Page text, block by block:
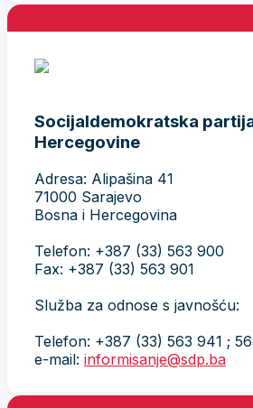
Socijaldemokratska
Hercegovine
Adresa: Alipašina 41
71000 Sarajevo
Bosna i Hercegovina
Telefon: +387 (33) 563 900
Fax: +387 (33) 563 901
Služba za odnose s javnošću:
Telefon: +387 (33) 563 941 ;
e-mail: informisanje@sdp.ba